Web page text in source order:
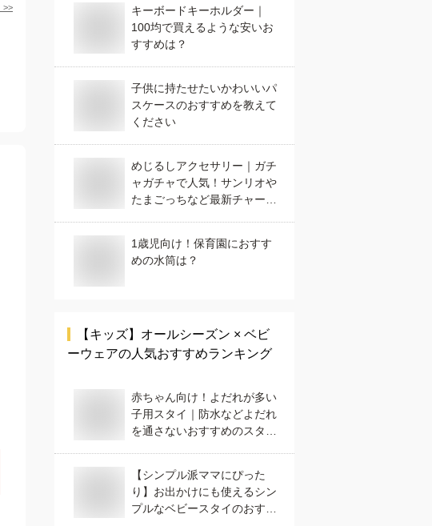
>>
キーボードキーホルダー｜
100均で買えるような安いお
すすめは？
子供に持たせたいかわいいパ
スケースのおすすめを教えて
ください
めじるしアクセサリー｜ガチ
ャガチャで人気！サンリオや
たまごっちなど最新チャーム
1歳児向け！保育園におすす
めの水筒は？
【キッズ】 オールシーズン × ベビ
ーウェアの人気おすすめランキング
赤ちゃん向け！よだれが多い
子用スタイ｜防水などよだれ
を通さないおすすめのスタイ
【シンプル派ママにぴった
り】お出かけにも使えるシン
プルなベビースタイのおすす